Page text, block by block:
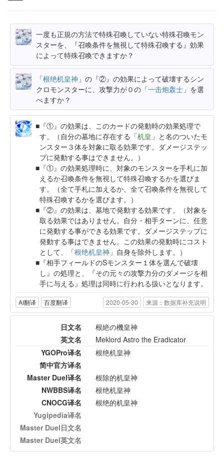
一度も正規の方法で特殊召喚していない特殊召喚モン
スターを、『召喚条件を無視して特殊召喚する』効果
によって特殊召喚できますか？
「根绝机皇神 」の『②』の効果によって破壊するシン
クロモンスターに、攻撃力が０の「一击炮轰士 」を選
べますか？
『①』の効果は、このカードの発動時の効果処理で
す。（自分の墓地に存在する「机皇 」と名のついたモ
ンスター３体を対象に取る効果です。ダメージステッ
プに発動する事はできません。）
『①』の効果処理時に、対象のモンスターを手札に加
えるか召喚条件を無視して特殊召喚するかを選びま
す。（全て手札に加えるか、全て召喚条件を無視して
特殊召喚するかを選びます。）
『②』の効果は、墓地で発動する効果です。（対象を
取る効果ではありません。自分・相手ターンに、任意
に発動する事ができる効果です。ダメージステップに
発動する事はできません。この効果の発動時にコスト
として、「根绝机皇神 」自身を除外します。）
『相手フィールドのSモンスター１体を選んで破壊
し』の処理と、『その元々の攻撃力分のダメージを相
手に与える』処理は同時に行われる扱いとなります。
AI翻译 百度翻译 2020-05-30 来源：数据库补充说明
日文名
根絶の機皇神
英文名
Meklord Astro the Eradicator
YGOPro译名
根绝机皇神
简中官方译名
Master Duel译名
根除的机皇神
NWBBS译名
根绝机皇神
CNOCG译名
根绝的机皇神
Yugipedia译名
Master Duel日文名
Master Duel英文名